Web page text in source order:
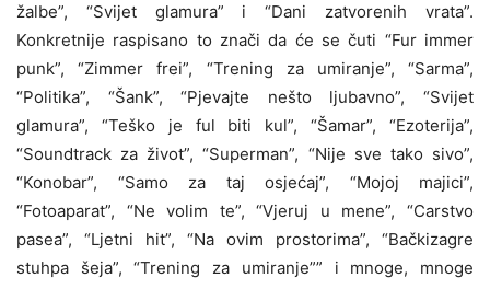
žalbe”, “Svijet glamura” i “Dani zatvorenih vrata”.
Konkretnije raspisano to znači da će se čuti “Fur immer
punk”, “Zimmer frei”, “Trening za umiranje”, “Sarma”,
“Politika”, “Šank”, “Pjevajte nešto ljubavno”, “Svijet
glamura”, “Teško je ful biti kul”, “Šamar”, “Ezoterija”,
“Soundtrack za život”, “Superman”, “Nije sve tako sivo”,
“Konobar”, “Samo za taj osjećaj”, “Mojoj majici”,
“Fotoaparat”, “Ne volim te”, “Vjeruj u mene”, “Carstvo
pasea”, “Ljetni hit”, “Na ovim prostorima”, “Bačkizagre
stuhpa šeja”, “Trening za umiranje”” i mnoge, mnoge